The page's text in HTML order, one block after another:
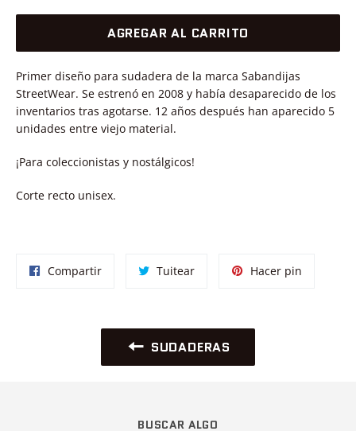
AGREGAR AL CARRITO
Primer diseño para sudadera de la marca Sabandijas
StreetWear. Se estrenó en 2008 y había desaparecido de los
inventarios tras agotarse. 12 años después han aparecido 5
unidades entre viejo material.
¡Para coleccionistas y nostálgicos!
Corte recto unisex.
CompartirCompartir TuitearTuitear
Hacer pin
SUDADERAS
BUSCAR ALGO